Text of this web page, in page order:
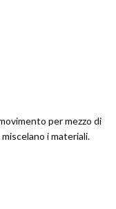
per mezzo di
i materiali.